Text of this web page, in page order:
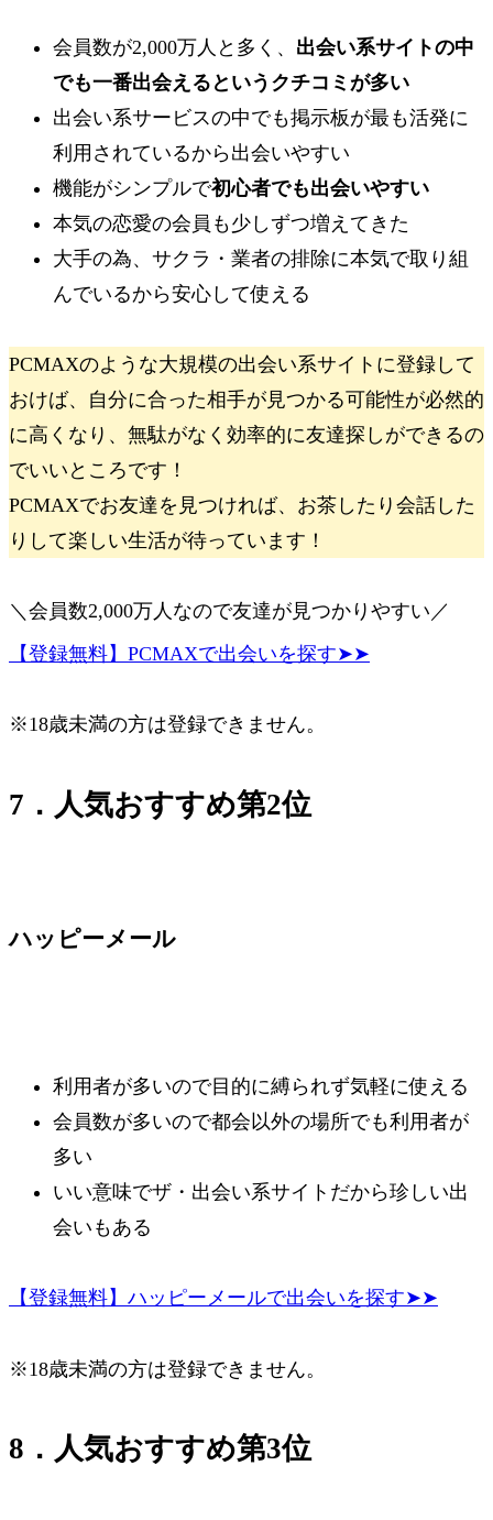
会員数が2,000万人 と多く、 出会い系サイトの中
でも一番出会えるというクチコミが多い
出会い系サービスの中でも掲示板が最も活発に
利用されているから出会いやすい
機能がシンプルで初心者でも出会いやすい
本気の恋愛の会員も少しずつ増えてきた
大手の為、サクラ・業者の排除に本気で取り組
んでいるから安心して使える
PCMAXのような大規模の出会い系サイトに登録して
おけば、 自分に合った相手が見つかる可能性が必然的
に高くなり、無駄がなく効率的に友達探しができるの
でいいところです！
PCMAXでお友達を見つければ、お茶したり会話した
りして楽しい生活が待っています！
＼会員数2,000万人なので友達が見つかりやすい／
【登録無料】PCMAXで出会いを探す➤➤
※18歳未満の方は登録できません。
7．人気おすすめ第2位
ハッピーメール
利用者が多いので目的に縛られず気軽に使える
会員数が多いので都会以外の場所でも利用者が
多い
いい意味でザ・出会い系サイトだから珍しい出
会いもある
【登録無料】ハッピーメールで出会いを探す➤➤
※18歳未満の方は登録できません。
8．人気おすすめ第3位